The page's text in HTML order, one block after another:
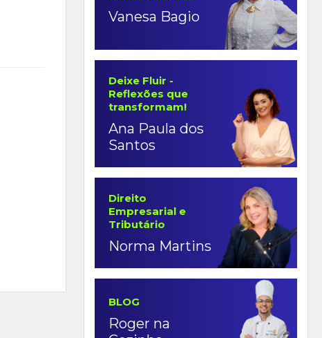
Vanesa Bagio
Deixe Fluir -
Reflexões que
transformam!
Ana Paula dos
Santos
Direito
Empresarial e
Tributário
Norma Martins
BLOG
Roger na